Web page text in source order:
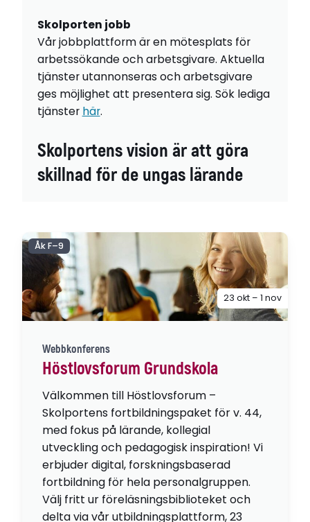
Skolporten jobb
Vår jobbplattform är en mötesplats för
arbetssökande och arbetsgivare. Aktuella
tjänster utannonseras och arbetsgivare
ges möjlighet att presentera sig. Sök lediga
tjänster här.
Skolportens vision är att göra
skillnad för de ungas lärande
Webbkonferens
Höstlovsforum Grundskola
Välkommen till Höstlovsforum –
Skolportens fortbildningspaket för v. 44,
med fokus på lärande, kollegial
utveckling och pedagogisk inspiration! Vi
erbjuder digital, forskningsbaserad
fortbildning för hela personalgruppen.
Välj fritt ur föreläsningsbiblioteket och
delta via vår utbildningsplattform, 23
Åk F–9
23 okt – 1 nov